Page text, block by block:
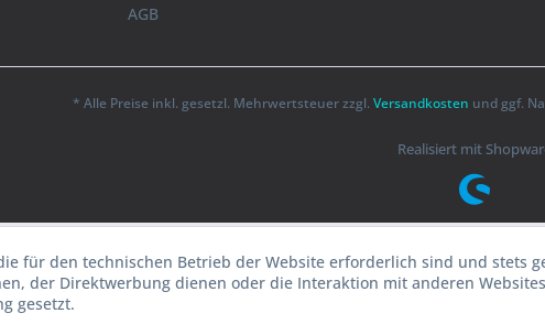
AGB
* Alle Preise inkl. gesetzl. Mehrwertsteuer zzgl. Versandkosten und ggf.
Realisiert mit
für den technischen Betrieb der Website erforderlich sind und stets
der Direktwerbung dienen oder die Interaktion mit anderen
gesetzt.